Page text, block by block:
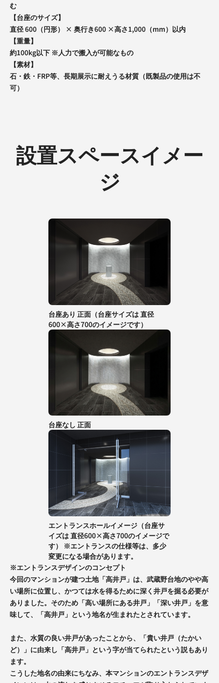
む
【台座のサイズ】
直径 600（円形） × 奥行き600 ×高さ1,000（mm）以内
【重量】
約100kg以下 ※人力で搬入が可能なもの
【素材】
石・鉄・FRP等、長期展示に耐えうる材質（既製品の使用は不
可）
設置スペースイメー
ジ
台座あり 正面（台座サイズは 直径
600×高さ700のイメージです）
台座なし 正面
エントランスホールイメージ（台座サ
イズは 直径600×高さ700のイメージで
す） ※エントランスの仕様等は、多少
変更になる場合があります。
※エントランスデザインのコンセプト
今回のマンションが建つ土地「高井戸」は、武蔵野台地のやや高
い場所に位置し、かつては水を得るために深く井戸を掘る必要が
ありました。そのため「高い場所にある井戸」「深い井戸」を意
味して、「高井戸」という地名が生まれたとされています。
また、水質の良い井戸があったことから、「貴い井戸（たかい
ど）」に由来し「高井戸」という字が当てられたという説もあり
ます。
こうした地名の由来にちなみ、本マンションのエントランスデザ